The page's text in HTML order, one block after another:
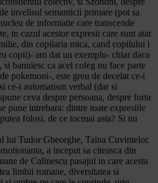
invelisul semanticii primare (pot sa
de informatie care transcende
in cazul acestor expresii care sunt atat
din copilaria mica, cand copilului i
copii)- am dat un exemplu- chiar daca
si banuiesc ca acel coleg nu face parte
pokemoni-, este greu de decelat ce-i
ce-i automatism verbal (dar si
ceva despre persoana, despre forta
pune intrebara: dintre toate expresiile
folosi, de ce tocmai asta? Si nu
lui Tudor Gheorghe, Taina Cuvintelor.
a inceput sa citeasca din
de Calinescu pasajul in care acesta
limbii romane, diversitatea si